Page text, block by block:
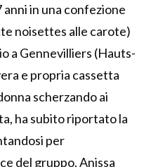
anni in una confezione
noisettes alle carote)
a Gennevilliers (Hauts-
e propria cassetta
scherzando ai
ha subito riportato la
per
del gruppo, Anissa